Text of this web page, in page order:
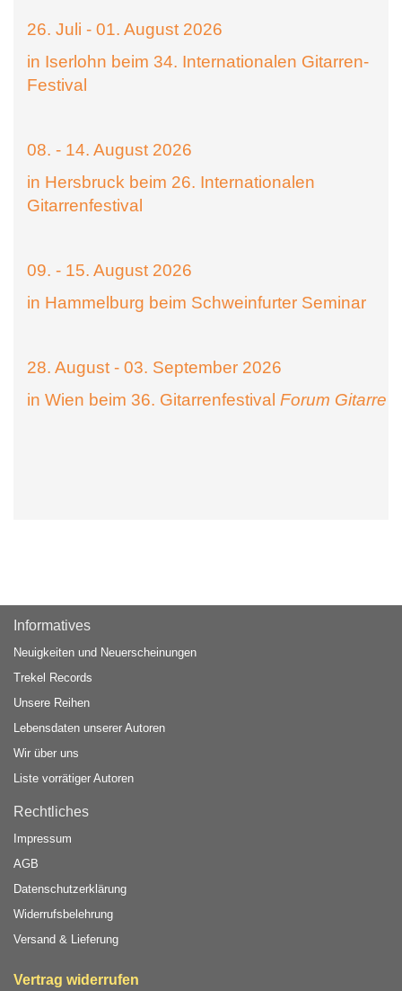
26. Juli - 01. August 2026
in Iserlohn beim 34. Internationalen Gitarren-
Festival
08. - 14. August 2026
in Hersbruck beim 26. Internationalen
Gitarrenfestival
09. - 15. August 2026
in Hammelburg beim Schweinfurter Seminar
28. August - 03. September 2026
in Wien beim 36. Gitarrenfestival Forum Gitarre
Informatives
Neuigkeiten und Neuerscheinungen
Trekel Records
Unsere Reihen
Lebensdaten unserer Autoren
Wir über uns
Liste vorrätiger Autoren
Rechtliches
Impressum
AGB
Datenschutzerklärung
Widerrufsbelehrung
Versand & Lieferung
Vertrag widerrufen